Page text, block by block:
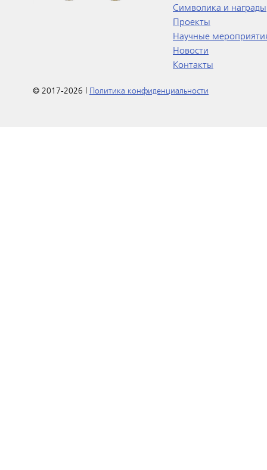
Символика и награды
Проекты
Научные
Новости
Контакты
© 2017-2026 | Политика конфиденциальности